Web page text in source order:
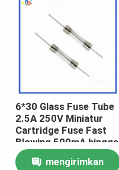
Tentang Kami
Kontrol Kualitas
Hubungi Kami
6*30 Glass Fuse Tube
2.5A 250V Miniatur
Cartridge Fuse Fast
Blowing 500mA hingga
30A L250V
mengirimkan